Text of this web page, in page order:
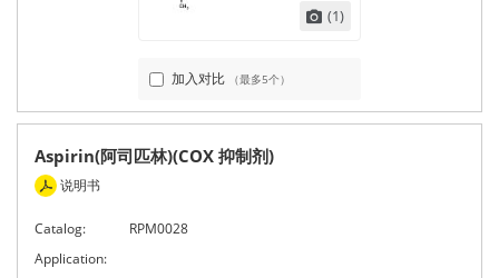
(1)
加入对比 （最多5个）
Aspirin(阿司匹林)(COX 抑制剂)
说明书
Catalog:
RPM0028
Application: